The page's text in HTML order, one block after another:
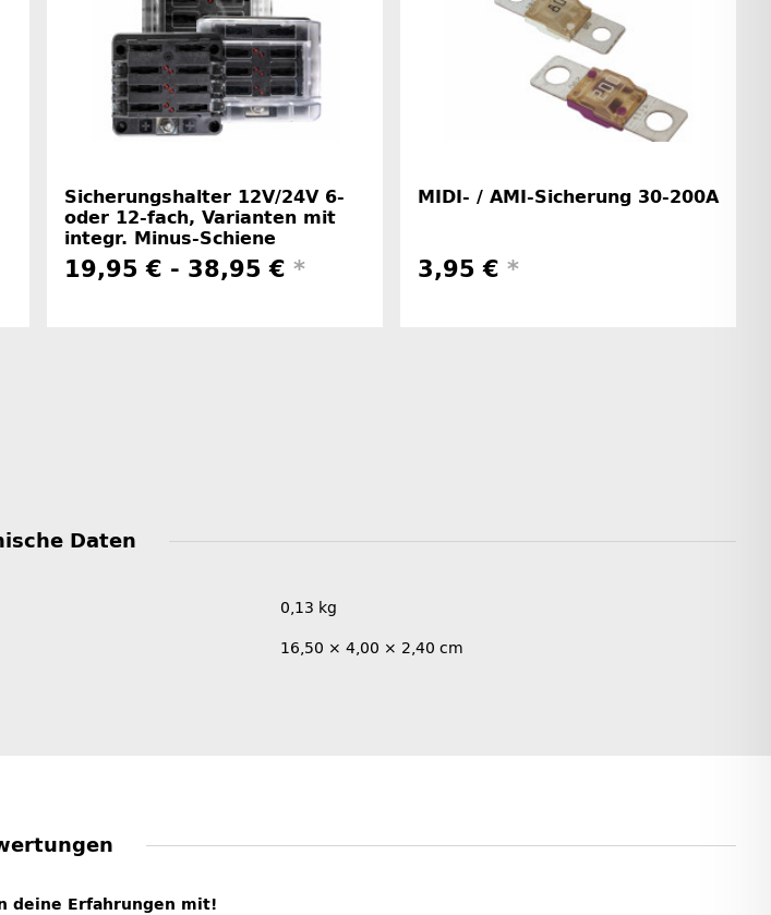
Sicherungshalter 12V/24V 6-
oder 12-fach, Varianten mit
integr. Minus-Schiene
19,95 € - 38,95 € *
MIDI- / AMI-Sicherung 30-200A
3,95 € *
Daten
0,13 kg
16,50 × 4,00 × 2,40 cm
deine Erfahrungen mit!